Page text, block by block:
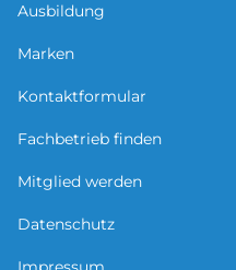
Ausbildung
Marken
Kontaktformular
Fachbetrieb finden
Mitglied werden
Datenschutz